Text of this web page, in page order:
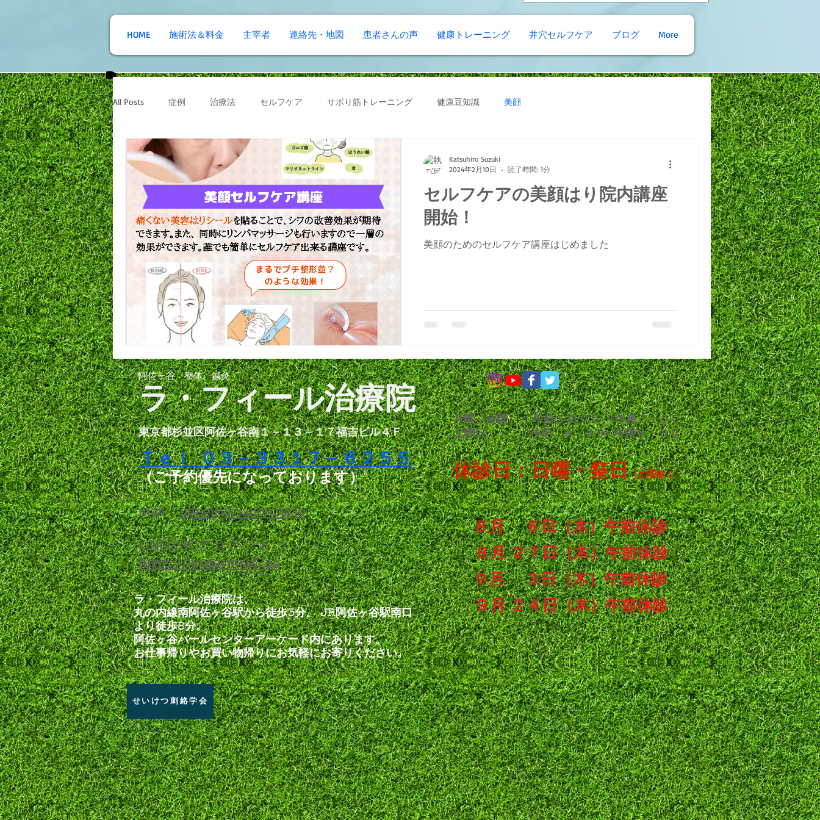
HOME 施術法＆料金 主宰者 連絡先・地図 患者さんの声 健康トレーニング 井穴セルフケア ブログ More
All Posts 症例 治療法 セルフケア サボり筋トレーニング 健康豆知識 美顔
セルフケアの美顔はり院内講座
開始！
美顔のためのセルフケア講座はじめました
Katsuhiro Suzuki
2024年2月10日
読了時間: 1分
阿佐ヶ谷 整体 鍼灸
ラ・フィール治療院
東京都杉並区阿佐ヶ谷南１－１３－１７福吉ビル４Ｆ
Ｔｅｌ: ０３－３３１７－６２５５
（ご予約優先になっております）
​mail：lafeel@k5.dion.ne.jp
LINE公式アカウント：
https://lin.ee/mxiKZa4
ラ・フィール治療院は、
丸の内線南阿佐ヶ谷駅から徒歩3分。 JR阿佐ヶ谷駅南口
より徒歩8分。
阿佐ヶ谷パールセンターアーケード内にあります。
お仕事帰りやお買い物帰りにお気軽にお寄りください。
せいけつ刺絡学会
月曜～金曜 ：午前１０:００ - 午後７：００
土曜日 ：午前 ９：３０- 午後６：００
休診日：日曜・祭日（土曜除く）
８月 ６日（木）午前休診
８月 ２７日（木）午前休診
９月 ３日（木）午前休診
９月 ２４日（木）午前休診